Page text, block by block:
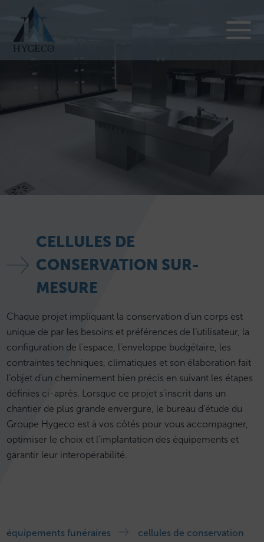
CELLULES DE
CONSERVATION SUR-
MESURE
Chaque projet impliquant la conservation d’un corps est
unique de par les besoins et préférences de l’utilisateur, la
configuration de l’espace, l’enveloppe budgétaire, les
contraintes techniques, climatiques et son élaboration fait
l’objet d’un cheminement bien précis en suivant les étapes
définies ci-après. Lorsque ce projet s’inscrit dans un
chantier de plus grande envergure, le bureau d’étude du
Groupe Hygeco est à vos côtés pour vous accompagner,
optimiser le choix et l’implantation des équipements et
garantir leur interopérabilité.
équipements funéraires
cellules de conservation